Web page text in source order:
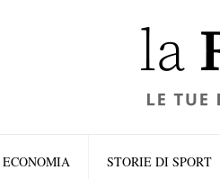
ECONOMIA STORIE DI SPORT